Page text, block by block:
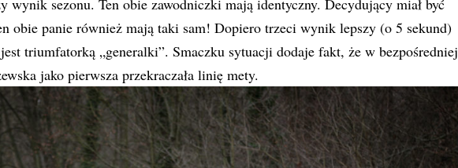
wynik sezonu. Ten obie zawodniczki mają identyczny. Decydujący miał być
obie panie również mają taki sam! Dopiero trzeci wynik lepszy (o 5 sekund)
triumfatorką „generalki”. Smaczku sytuacji dodaje fakt, że w bezpośredniej
jako pierwsza przekraczała linię mety.